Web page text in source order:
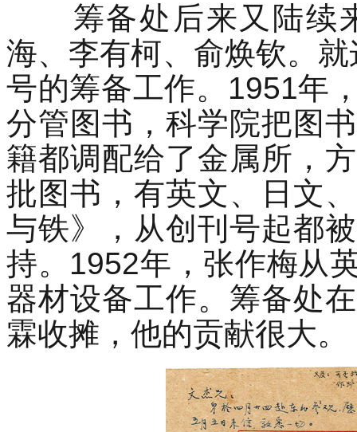
筹备处后来又陆续来
海、李有柯、俞焕钦。
号的筹备工作。1951年
分管图书，科学院把图
籍都调配给了金属所，
批图书，有英文、日文
与铁》，从创刊号起都
持。1952年，张作梅从
器材设备工作。筹备处
霖收摊，他的贡献很大。